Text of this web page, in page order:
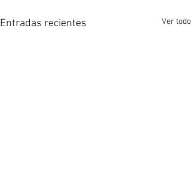
Entradas recientes Ver todo